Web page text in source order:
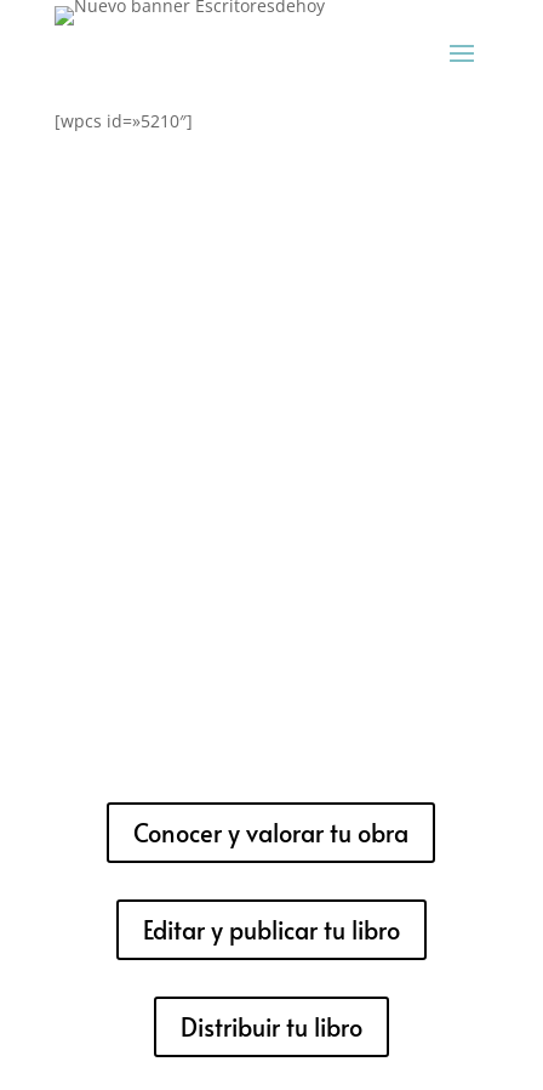
[wpcs id=»5210″]
Conocer y valorar tu obra
Editar y publicar tu libro
Distribuir tu libro